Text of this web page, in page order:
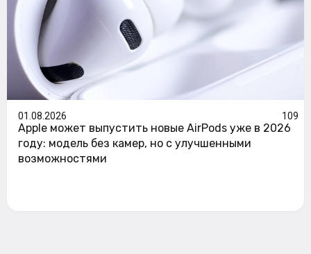
01.08.2026 109
Apple может выпустить новые AirPods уже в 2026
году: модель без камер, но с улучшенными
возможностями